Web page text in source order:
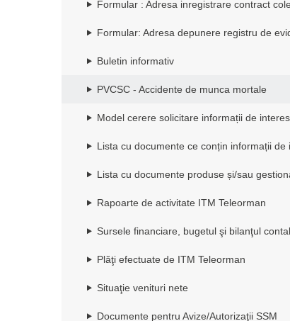
Formular : Adresa inregistrare contract
Formular: Adresa depunere registru de
Buletin informativ
PVCSC - Accidente de munca mortale
Model cerere solicitare informații de
Lista cu documente ce conțin informații de
Lista cu documente produse și/sau
Rapoarte de activitate ITM Teleorman
Sursele financiare, bugetul şi bilanţul
Plăţi efectuate de ITM Teleorman
Situaţie venituri nete
Documente pentru Avize/Autorizaţii SSM